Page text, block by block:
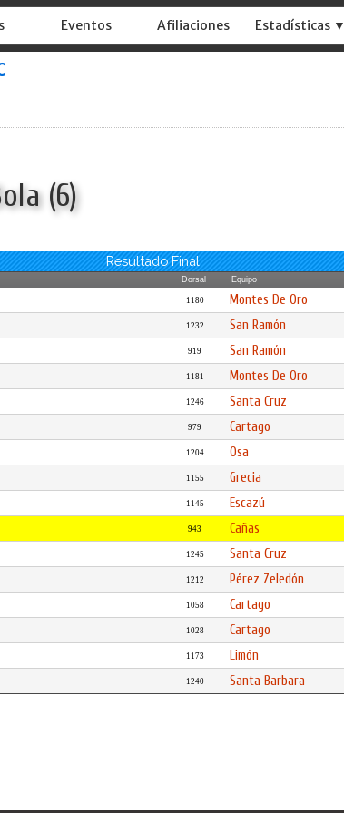
Eventos Afiliaciones Estadísticas ▼
(6)
Resultado Final
Dorsal Equipo
1180 Montes De Oro
1232 San Ramón
919 San Ramón
1181 Montes De Oro
1246 Santa Cruz
979 Cartago
1204 Osa
1155 Grecia
1145 Escazú
943 Cañas
1245 Santa Cruz
1212 Pérez Zeledón
1058 Cartago
1028 Cartago
1173 Limón
1240 Santa Barbara